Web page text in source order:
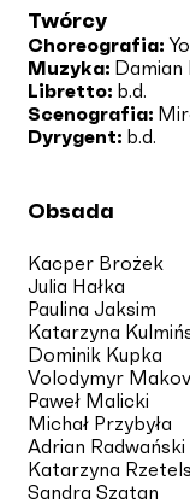
Twórcy
Choreografia:
Muzyka: Damian
Libretto: b.d.
Scenografia:
Dyrygent: b.d.
Obsada
Kacper Brożek
Julia Hałka
Paulina Jaksim
Katarzyna
Dominik Kupka
Volodymyr
Paweł Malicki
Michał Przybyła
Adrian Radwański
Katarzyna
Sandra Szatan